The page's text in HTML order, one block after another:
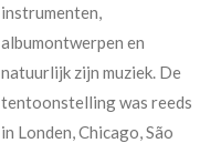
instrumenten,
albumontwerpen en
natuurlijk zijn muziek. De
tentoonstelling was reeds
in Londen, Chicago, São